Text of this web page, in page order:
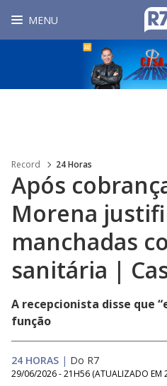
MENU
Record 24 Horas
Após
Morena
manchadas
sanitária |
A recepcionista disse que
função
24 HORAS | Do R7
29/06/2026 - 21H56 (ATUALIZADO EM